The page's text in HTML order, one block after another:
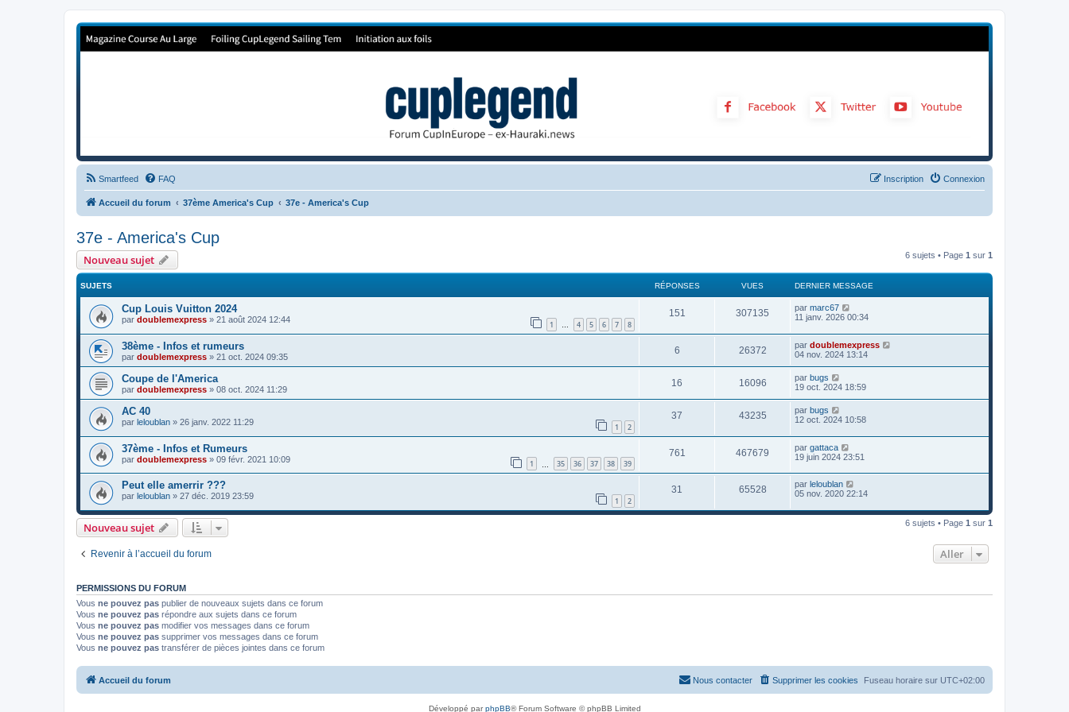
Forum de Cup In Europe
Smartfeed FAQ Connexion
Inscription
Accueil du forum 37ème America's Cup 37e - America's Cup
37e - America's Cup
Nouveau sujet 6 sujets • Page 1 sur 1
SUJETS RÉPONSES VUES DERNIER MESSAGE
Cup Louis Vuitton 2024
par doublemexpress » 21 août 2024 12:44 1 … 4 5 6 7 8
151 307135 par marc67
11 janv. 2026 00:34
38ème - Infos et rumeurs
par doublemexpress » 21 oct. 2024 09:35
6 26372 par doublemexpress
04 nov. 2024 13:14
Coupe de l'America
par doublemexpress » 08 oct. 2024 11:29
16 16096 par bugs
19 oct. 2024 18:59
AC 40
par leloublan » 26 janv. 2022 11:29 1 2
37 43235 par bugs
12 oct. 2024 10:58
37ème - Infos et Rumeurs
par doublemexpress » 09 févr. 2021 10:09 1 35 36 37 38 39
761 467679 par gattaca
19 juin 2024 23:51
Peut elle amerrir ???
par leloublan » 27 déc. 2019 23:59 1 2
31 65528 par leloublan
05 nov. 2020 22:14
Nouveau sujet 6 sujets • Page 1 sur 1
Revenir à l’accueil du forum Aller
PERMISSIONS DU FORUM
Vous ne pouvez pas publier de nouveaux sujets dans ce forum
Vous ne pouvez pas répondre aux sujets dans ce forum
Vous ne pouvez pas modifier vos messages dans ce forum
Vous ne pouvez pas supprimer vos messages dans ce forum
Vous ne pouvez pas transférer de pièces jointes dans ce forum
Accueil du forum Fuseau horaire sur UTC+02:00
Supprimer les cookies
Nous contacter
Développé parphpBB® Forum Software © phpBB Limited